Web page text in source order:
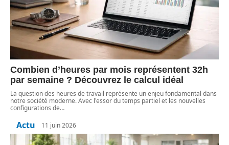
Combien d’heures par mois représentent 32h
par semaine ? Découvrez le calcul idéal
La question des heures de travail représente un enjeu fondamental dans
notre société moderne. Avec l'essor du temps partiel et les nouvelles
configurations de…
Actu 11 juin 2026